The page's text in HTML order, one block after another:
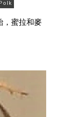
，蜜拉和麥